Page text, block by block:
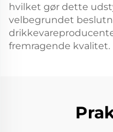
hvilket gør dette
velbegrundet
fremragende kvalitet.